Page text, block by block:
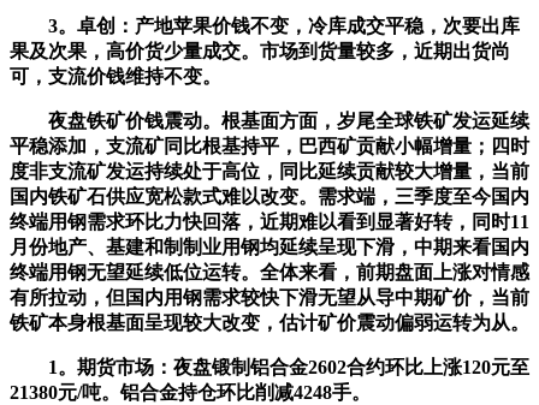
3。卓创：产地苹果价钱不变，冷库成交平稳，次要出库
果及次果，高价货少量成交。市场到货量较多，近期出货尚
可，支流价钱维持不变。
夜盘铁矿价钱震动。根基面方面，岁尾全球铁矿发运延续
平稳添加，支流矿同比根基持平，巴西矿贡献小幅增量；四时
度非支流矿发运持续处于高位，同比延续贡献较大增量，当前
国内铁矿石供应宽松款式难以改变。需求端，三季度至今国内
终端用钢需求环比力快回落，近期难以看到显著好转，同时11
月份地产、基建和制制业用钢均延续呈现下滑，中期来看国内
终端用钢无望延续低位运转。全体来看，前期盘面上涨对情感
有所拉动，但国内用钢需求较快下滑无望从导中期矿价，当前
铁矿本身根基面呈现较大改变，估计矿价震动偏弱运转为从。
1。期货市场：夜盘锻制铝合金2602合约环比上涨120元至
21380元/吨。铝合金持仓环比削减4248手。